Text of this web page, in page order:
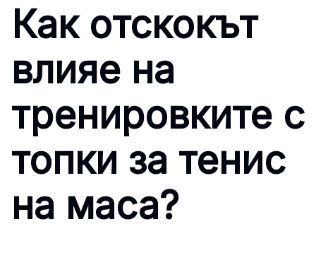
Как отскокът
влияе на
тренировките с
топки за тенис
на маса?